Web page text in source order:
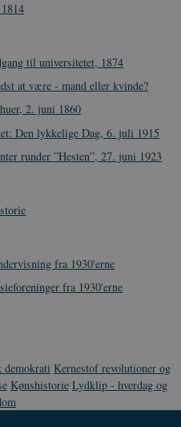
til universitetet, 1874
at være - mand eller kvinde?
2. juni 1860
Den lykkelige Dag, 6. juli 1915
runder ”Hesten”, 27. juni 1923
fra 1930'erne
fra 1930'erne
demokrati Kernestof revolutioner og
Kønshistorie Lydklip - hverdag og
Spotify Inc.
.spotify.com
.spotify.com
Oracle Corporation
CookieScript
1 år